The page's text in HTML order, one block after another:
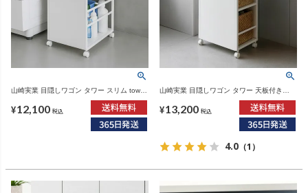
山崎実業 目隠しワゴン タワー スリム tower
| インテリア雑貨・タワーシリーズ
¥12,100 税込
山崎実業 目隠しワゴン タワー 天板付き
tower | インテリア雑貨・タワーシリーズ
¥13,200 税込
4.0 （1）